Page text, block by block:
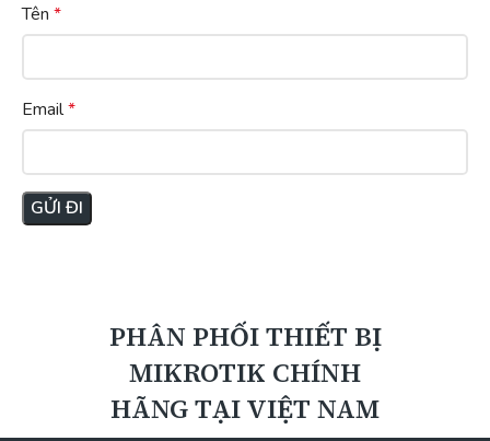
Tên *
Email*
PHÂN PHỐI THIẾT BỊ
MIKROTIK CHÍNH
HÃNG TẠI VIỆT NAM